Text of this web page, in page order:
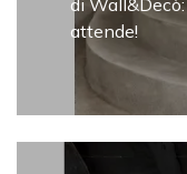
di
attende!